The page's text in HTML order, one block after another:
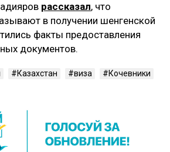
рассказал, что
в получении шенгенской
факты предоставления
документов.
Казахстан виза Кочевники